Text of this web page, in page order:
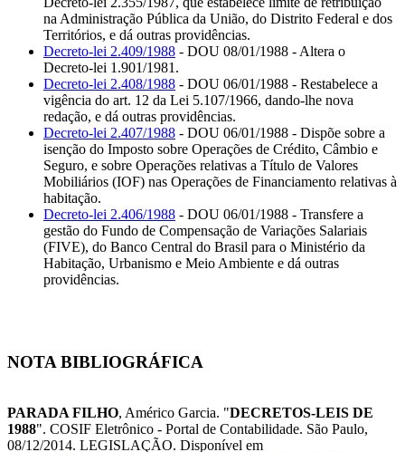
na Administração Pública da União, do Distrito Federal e dos
Territórios, e dá outras providências.
Decreto-lei 2.409/1988 - DOU 08/01/1988 - Altera o
Decreto-lei 1.901/1981.
Decreto-lei 2.408/1988 - DOU 06/01/1988 - Restabelece a
vigência do art. 12 da Lei 5.107/1966, dando-lhe nova
redação, e dá outras providências.
Decreto-lei 2.407/1988 - DOU 06/01/1988 - Dispõe sobre a
isenção do Imposto sobre Operações de Crédito, Câmbio e
Seguro, e sobre Operações relativas a Título de Valores
Mobiliários (IOF) nas Operações de Financiamento relativas à
habitação.
Decreto-lei 2.406/1988 - DOU 06/01/1988 - Transfere a
gestão do Fundo de Compensação de Variações Salariais
(FIVE), do Banco Central do Brasil para o Ministério da
Habitação, Urbanismo e Meio Ambiente e dá outras
providências.
NOTA BIBLIOGRÁFICA
PARADA FILHO, Américo Garcia. "DECRETOS-LEIS DE
1988". COSIF Eletrônico - Portal de Contabilidade. São Paulo,
08/12/2014. LEGISLAÇÃO. Disponível em